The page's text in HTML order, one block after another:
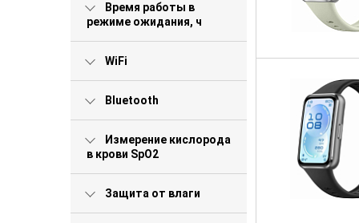
Время работы в
режиме ожидания, ч
WiFi
Bluetooth
Измерение кислорода
в крови SpO2
Защита от влаги